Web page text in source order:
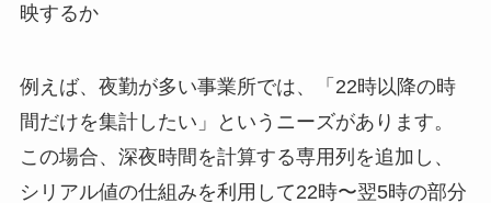
映するか
例えば、夜勤が多い事業所では、「22時以降の時
間だけを集計したい」というニーズがあります。
この場合、深夜時間を計算する専用列を追加し、
シリアル値の仕組みを利用して22時〜翌5時の部分